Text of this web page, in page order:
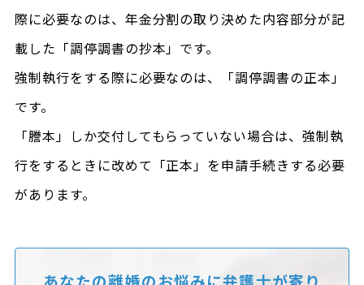
際に必要なのは、年金分割の取り決めた内容部分が記
載した「調停調書の抄本」です。
強制執行をする際に必要なのは、「調停調書の正本」
です。
「謄本」しか交付してもらっていない場合は、強制執
行をするときに改めて「正本」を申請手続きする必要
があります。
あなたの離婚のお悩みに弁護士が寄り